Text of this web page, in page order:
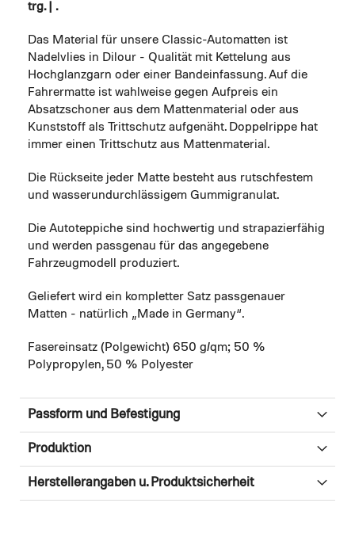
trg. | .
Das Material für unsere Classic-Automatten ist
Nadelvlies in Dilour - Qualität mit Kettelung aus
Hochglanzgarn oder einer Bandeinfassung. Auf die
Fahrermatte ist wahlweise gegen Aufpreis ein
Absatzschoner aus dem Mattenmaterial oder aus
Kunststoff als Trittschutz aufgenäht. Doppelrippe hat
immer einen Trittschutz aus Mattenmaterial.
Die Rückseite jeder Matte besteht aus rutschfestem
und wasserundurchlässigem Gummigranulat.
Die Autoteppiche sind hochwertig und strapazierfähig
und werden passgenau für das angegebene
Fahrzeugmodell produziert.
Geliefert wird ein kompletter Satz passgenauer
Matten - natürlich „Made in Germany“.
Fasereinsatz (Polgewicht) 650 g/qm; 50 %
Polypropylen, 50 % Polyester
Passform und Befestigung
Produktion
Herstellerangaben u. Produktsicherheit